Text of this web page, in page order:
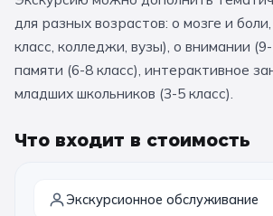
Дошкольники
Начальные классы
5 класс 6 класс
7 класс 8 класс
11 класс
для разных возрастов: о мозге и
класс, колледжи, вузы), о внимании
памяти (6-8 класс), интерактивное
младших школьников (3-5 класс).
Что входит в стоимость
Экскурсионное обслуживание